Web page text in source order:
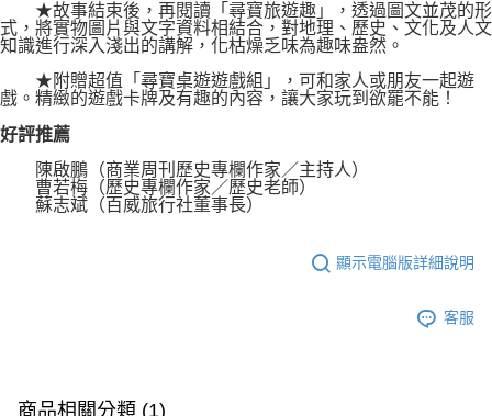
★故事結束後，再閱讀「尋寶旅遊趣」，透過圖文並茂的形
式，將實物圖片與文字資料相結合，對地理、歷史、文化及人文
知識進行深入淺出的講解，化枯燥乏味為趣味盎然。
★附贈超值「尋寶桌遊遊戲組」，可和家人或朋友一起遊
戲。精緻的遊戲卡牌及有趣的內容，讓大家玩到欲罷不能！
好評推薦
陳啟鵬（商業周刊歷史專欄作家／主持人）
曹若梅（歷史專欄作家／歷史老師）
蘇志斌（百威旅行社董事長）
顯示電腦版詳細說明
客服
商品相關分類 (1)